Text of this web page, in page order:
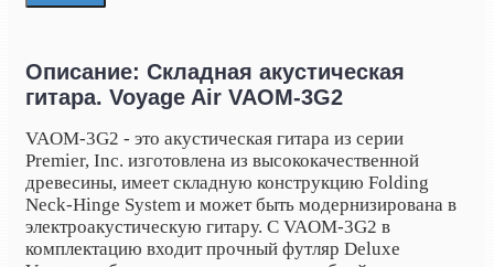
Описание: Складная акустическая
гитара. Voyage Air VAOM-3G2
VAOM-3G2 - это акустическая гитара из серии
Premier, Inc. изготовлена из высококачественной
древесины, имеет складную конструкцию Folding
Neck-Hinge System и может быть модернизирована в
электроакустическую гитару. С VAOM-3G2 в
комплектацию входит прочный футляр Deluxe